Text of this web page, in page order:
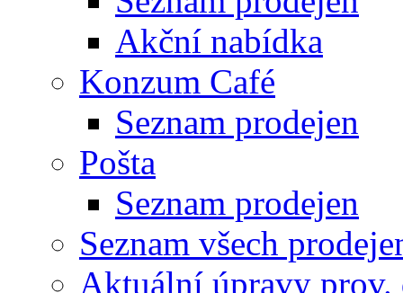
Akční nabídka
Konzum Café
Seznam prodejen
Pošta
Seznam prodejen
Seznam všech
Aktuální úpravy prov.